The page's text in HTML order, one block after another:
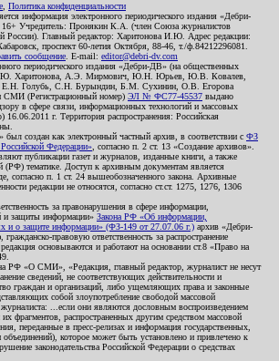
Политика конфиденциальности
информация электронного периодического издания «Дебри-
Учредитель: Пронякин К.А. (член Союза журналистов
России). Главный редактор: Харитонова И.Ю. Адрес редакции:
проспект 60-летия Октября, 88-46, т./ф.84212296081.
сообщение . E-mail: editor@debri-dv.com
периодического издания «Дебри-ДВ» (на общественных
Харитонова, А.Э. Мирмович, Ю.Н. Юрьев, Ю.В. Ковалев,
Голубь, С.Н. Бурындин, Б.М. Сухинин, О.В. Егорова
СМИ (Регистрационный номер) ЭЛ № ФС77-45537 выдано
в сфере связи, информационных технологий и массовых
16.06.2011 г. Территория распространения: Российская
создан как электронный частный архив, в соответствии с ФЗ
Федерации» , согласно п. 2 ст. 13 «Создание архивов».
публикации газет и журналов, изданные книги, а также
(РФ) тематике. Доступ к архивным документам является
согласно п. 1 ст. 24 вышеобозначенного закона. Архивные
редакции не относятся, согласно ст.ст. 1275, 1276, 1306
за правонарушения в сфере информации,
и защиты информации» Закона РФ «Об информации,
и о защите информации» (ФЗ-149 от 27.07.06 г.) архив «Дебри-
правовую ответственность за распространение
основываются и работают на основании ст.8 «Право на
РФ «О СМИ», «Редакция, главный редактор, журналист не несут
сведений, не соответствующих действительности и
граждан и организаций, либо ущемляющих права и законные
собой злоупотребление свободой массовой
...если они являются дословным воспроизведением
фрагментов, распространенных другим средством массовой
переданные в пресс-релизах и информация государственных,
которое может быть установлено и привлечено к
законодательства Российской Федерации о средствах